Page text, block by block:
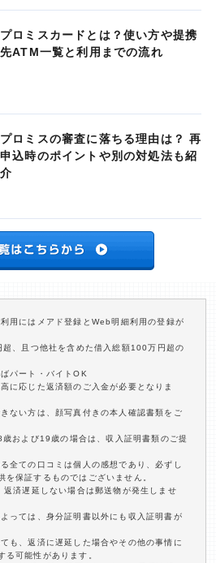
プロミスカードとは？使い方や提携
先ATM一覧と利用までの流れ
プロミスの審査に落ちる理由は？ 再
申込時のポイントや別の対処法も紹
介
用にはメアド登録とWeb明細利用の登録が
、且つ他社を含めた借入総額100万円超の
パート・バイトOK
に応じた返済額のご入金が必要となりま
ない方は、顔写真付きの本人確認書類をご
および19歳の場合は、収入証明書類のご提
全ての口コミは個人の感想であり、必ずし
を保証するものではございません。
済遅延しない場合は郵送物が発生しませ
っては、身分証明書以外にも収入証明書が
も、返済に遅延した場合やその他の事情に
る可能性があります。